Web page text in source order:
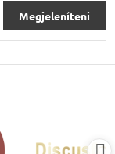
Megjeleníteni